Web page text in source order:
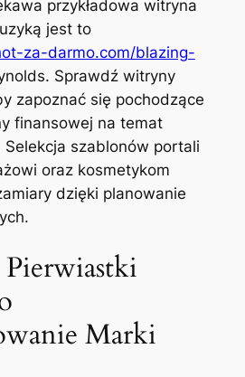
przykładowa witryna
jest to
za-darmo.com/blazing-
Sprawdź witryny
zapoznać się pochodzące
finansowej na temat
szablonów portali
oraz kosmetykom
dzięki planowanie
Marki